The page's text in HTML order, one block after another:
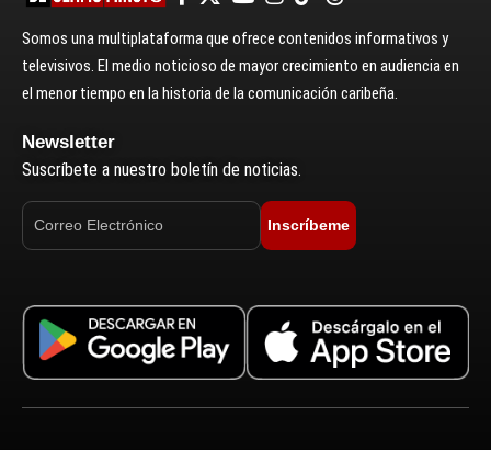
Somos una multiplataforma que ofrece contenidos informativos y
televisivos. El medio noticioso de mayor crecimiento en audiencia en
el menor tiempo en la historia de la comunicación caribeña.
Newsletter
Suscríbete a nuestro boletín de noticias.
Inscríbeme